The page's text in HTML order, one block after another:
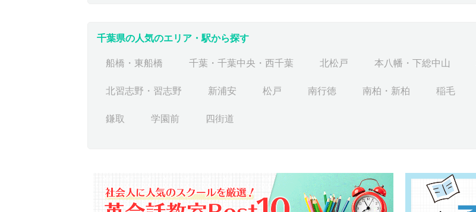
千葉県の人気のエリア・駅から探す
船橋・東船橋 千葉・千葉中央・西千葉 北松戸 本八幡・下総中山
北習志野・習志野 新浦安 松戸 南行徳 南柏・新柏 稲毛
鎌取 学園前 四街道